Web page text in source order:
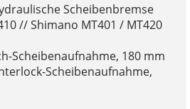
Scheibenbremse
// Shimano MT401 / MT420
Scheibenaufnahme, 180 mm
Scheibenaufnahme,